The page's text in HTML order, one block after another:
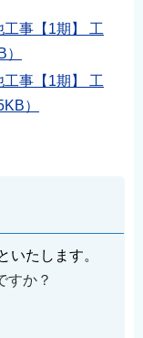
事【1期】 工
事【1期】 工
）
いたします。
すか？